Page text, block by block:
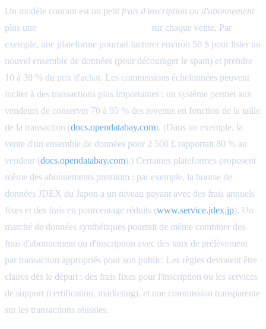
Un modèle courant est un petit frais d'inscription ou d'abonnement
plus une
sur chaque vente. Par
exemple, une plateforme pourrait facturer environ 50 $ pour lister un
nouvel ensemble de données (pour décourager le spam) et prendre
10 à 30 % du prix d'achat. Les commissions échelonnées peuvent
inciter à des transactions plus importantes : un système permet aux
vendeurs de conserver 70 à 95 % des revenus en fonction de la taille
de la transaction (docs.opendatabay.com). (Dans un exemple, la
vente d'un ensemble de données pour 2 500 £ rapportait 80 % au
vendeur (docs.opendatabay.com).) Certaines plateformes proposent
même des abonnements premium : par exemple, la bourse de
données JDEX du Japon a un niveau payant avec des frais annuels
fixes et des frais en pourcentage réduits (www.service.jdex.jp). Un
marché de données synthétiques pourrait de même combiner des
frais d'abonnement ou d'inscription avec des taux de prélèvement
par transaction appropriés pour son public. Les règles devraient être
claires dès le départ : des frais fixes pour l'inscription ou les services
de support (certification, marketing), et une commission transparente
sur les transactions réussies.